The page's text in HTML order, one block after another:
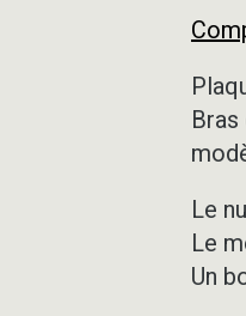
Le
Le
Un